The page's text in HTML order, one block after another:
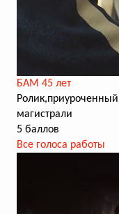
БАМ 45 лет
магистрали
5 баллов
Все голоса работы